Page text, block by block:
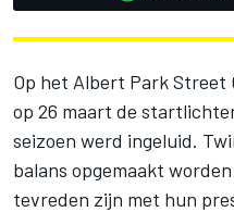
Op het Albert Park Street
op 26 maart de
seizoen werd ingeluid.
balans opgemaakt
tevreden zijn met hun